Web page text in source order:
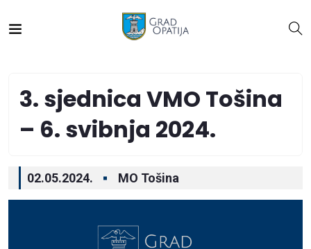
3. sjednica VMO Tošina
– 6. svibnja 2024.
02.05.2024. MO Tošina